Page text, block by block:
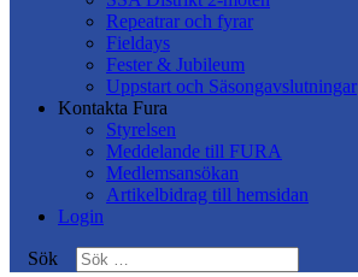
Repeatrar och fyrar
Fieldays
Fester & Jubileum
Uppstart och Säsongavslutningar
Kontakta Fura
Styrelsen
Meddelande till FURA
Medlemsansökan
Artikelbidrag till hemsidan
Login
Sök